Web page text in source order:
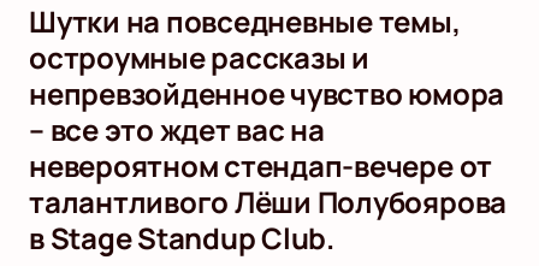
Шутки на повседневные темы,
остроумные рассказы и
непревзойденное чувство юмора
– все это ждет вас на
невероятном стендап-вечере от
талантливого Лёши Полубоярова
в Stage Standup Club.